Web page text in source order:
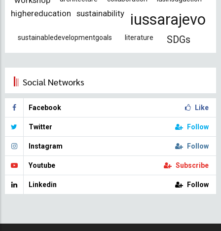
highereducation sustainability iussarajevo
sustainabledevelopmentgoals literature SDGs
Social Networks
Facebook Like
Twitter Follow
Instagram Follow
Youtube Subscribe
Linkedin Follow